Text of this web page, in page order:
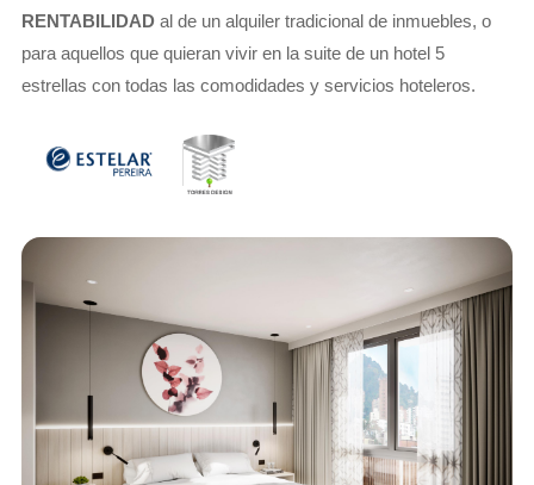
RENTABILIDAD al de un alquiler tradicional de inmuebles, o
para aquellos que quieran vivir en la suite de un hotel 5
estrellas con todas las comodidades y servicios hoteleros.